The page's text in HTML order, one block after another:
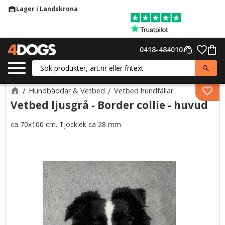
warehouseLager i Landskrona
support_agent
0418-484010
Hundbäddar & Vetbed Vetbed hundfällar
Vetbed ljusgrå - Border collie - huvud
ca 70x100 cm. Tjocklek ca 28 mm